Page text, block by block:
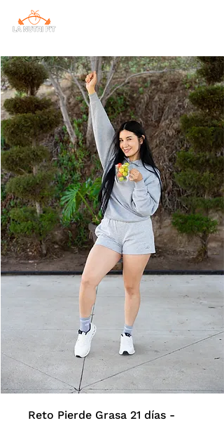
Reto Pierde Grasa 21 días -